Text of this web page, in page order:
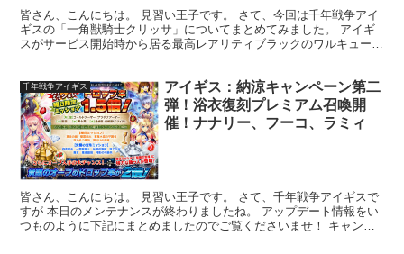
皆さん、こんにちは。 見習い王子です。 さて、今回は千年戦争アイ
ギスの「一角獣騎士クリッサ」についてまとめてみました。 アイギ
スがサービス開始時から居る最高レアリティブラックのワルキューレ
千年戦争アイギス
アイギス：納涼キャンペーン第二
弾！浴衣復刻プレミアム召喚開
催！ナナリー、フーコ、ラミィ
皆さん、こんにちは。 見習い王子です。 さて、千年戦争アイギスで
すが 本日のメンテナンスが終わりましたね。 アップデート情報をい
つものように下記にまとめましたのでご覧くださいませ！ キャンペ